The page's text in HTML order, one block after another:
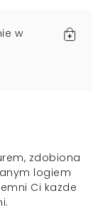
w
zdobiona
logiem
Ci każde